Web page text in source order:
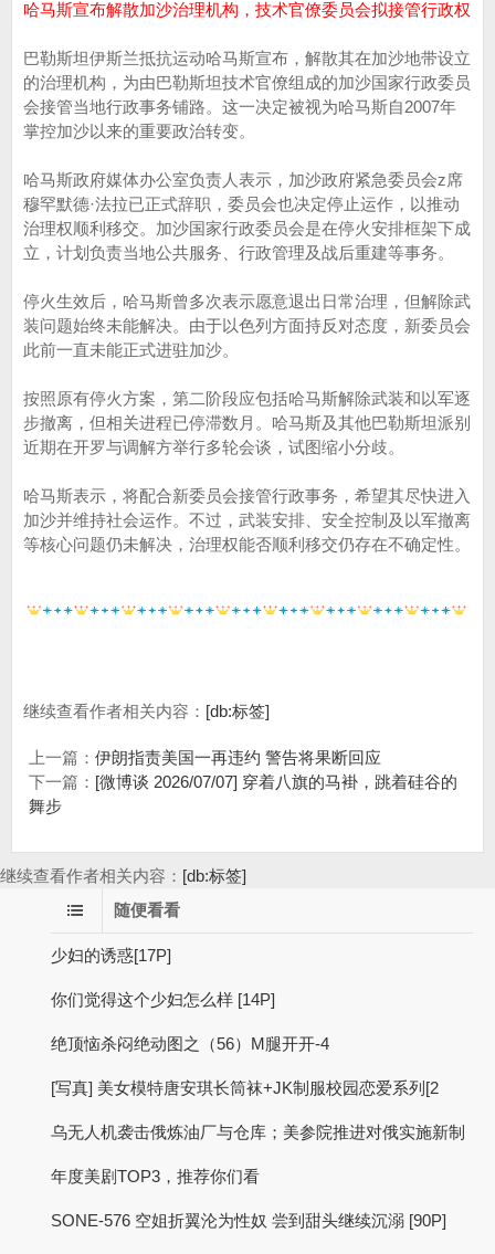
哈马斯宣布解散加沙治理机构，技术官僚委员会拟接管行政权
巴勒斯坦伊斯兰抵抗运动哈马斯宣布，解散其在加沙地带设立
的治理机构，为由巴勒斯坦技术官僚组成的加沙国家行政委员
会接管当地行政事务铺路。这一决定被视为哈马斯自2007年
掌控加沙以来的重要政治转变。
哈马斯政府媒体办公室负责人表示，加沙政府紧急委员会z席
穆罕默德·法拉已正式辞职，委员会也决定停止运作，以推动
治理权顺利移交。加沙国家行政委员会是在停火安排框架下成
立，计划负责当地公共服务、行政管理及战后重建等事务。
停火生效后，哈马斯曾多次表示愿意退出日常治理，但解除武
装问题始终未能解决。由于以色列方面持反对态度，新委员会
此前一直未能正式进驻加沙。
按照原有停火方案，第二阶段应包括哈马斯解除武装和以军逐
步撤离，但相关进程已停滞数月。哈马斯及其他巴勒斯坦派别
近期在开罗与调解方举行多轮会谈，试图缩小分歧。
哈马斯表示，将配合新委员会接管行政事务，希望其尽快进入
加沙并维持社会运作。不过，武装安排、安全控制及以军撤离
等核心问题仍未解决，治理权能否顺利移交仍存在不确定性。
继续查看作者相关内容： [db:标签]
上一篇： 伊朗指责美国一再违约 警告将果断回应
下一篇： [微博谈 2026/07/07] 穿着八旗的马褂，跳着硅谷的
舞步
继续查看作者相关内容： [db:标签]
随便看看
少妇的诱惑[17P]
你们觉得这个少妇怎么样 [14P]
绝顶恼杀闷绝动图之（56）M腿开开-4
[写真] 美女模特唐安琪长筒袜+JK制服校园恋爱系列[2
乌无人机袭击俄炼油厂与仓库；美参院推进对俄实施新制
年度美剧TOP3，推荐你们看
SONE-576 空姐折翼沦为性奴 尝到甜头继续沉溺 [90P]